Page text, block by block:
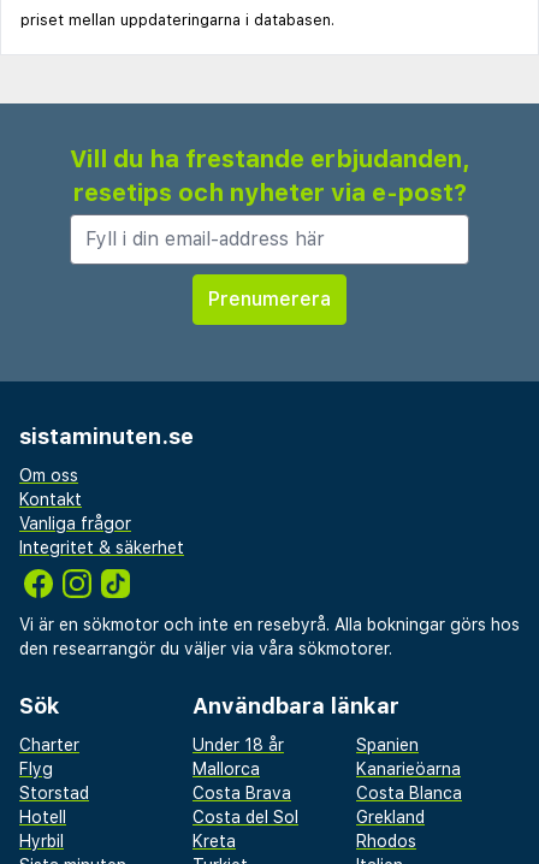
priset mellan uppdateringarna i databasen.
Vill du ha frestande erbjudanden,
resetips och nyheter via e-post?
sistaminuten.se
Om oss
Kontakt
Vanliga frågor
Integritet & säkerhet
Vi är en sökmotor och inte en resebyrå. Alla bokningar görs hos
den researrangör du väljer via våra sökmotorer.
Sök
Charter
Flyg
Storstad
Hotell
Hyrbil
Användbara länkar
Under 18 år
Spanien
Mallorca
Kanarieöarna
Costa Brava
Costa Blanca
Costa del Sol
Grekland
Kreta
Rhodos